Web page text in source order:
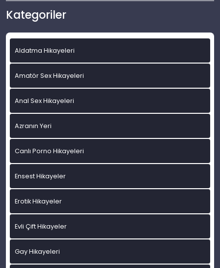
Kategoriler
Aldatma Hikayeleri
Amatör Sex Hikayeleri
Anal Sex Hikayeleri
Azranın Yeri
Canlı Porno Hikayeleri
Ensest Hikayeler
Erotik Hikayeler
Evli Çift Hikayeler
Gay Hikayeleri